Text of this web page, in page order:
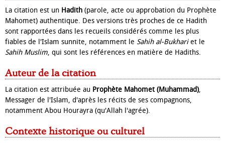
La citation est un Hadith (parole, acte ou approbation du Prophète
Mahomet) authentique. Des versions très proches de ce Hadith
sont rapportées dans les recueils considérés comme les plus
fiables de l'Islam sunnite, notamment le Sahih al-Bukhariet le
Sahih Muslim, qui sont les références en matière de Hadiths.
Auteur de la citation
La citation est attribuée au Prophète Mahomet (Muhammad),
Messager de l'Islam, d'après les récits de ses compagnons,
notamment Abou Hourayra (qu'Allah l'agrée).
Contexte historique ou culturel